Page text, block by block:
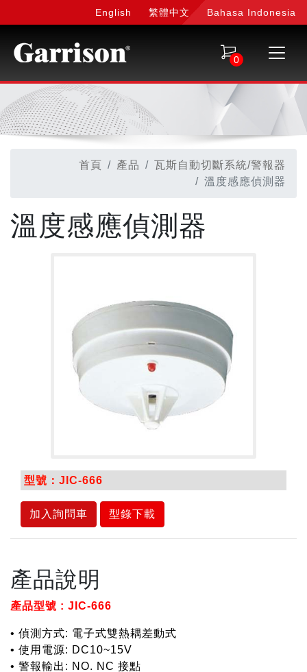
English 繁體中文 Bahasa Indonesia
0
首頁 產品
瓦斯自動切斷系統/警報器
溫度感應偵測器
溫度感應偵測器
型號：JIC-666
加入詢問車 型錄下載
產品說明
產品型號 : JIC-666
• 偵測方式: 電子式雙熱耦差動式
• 使用電源: DC10~15V
• 警報輸出: NO. NC 接點